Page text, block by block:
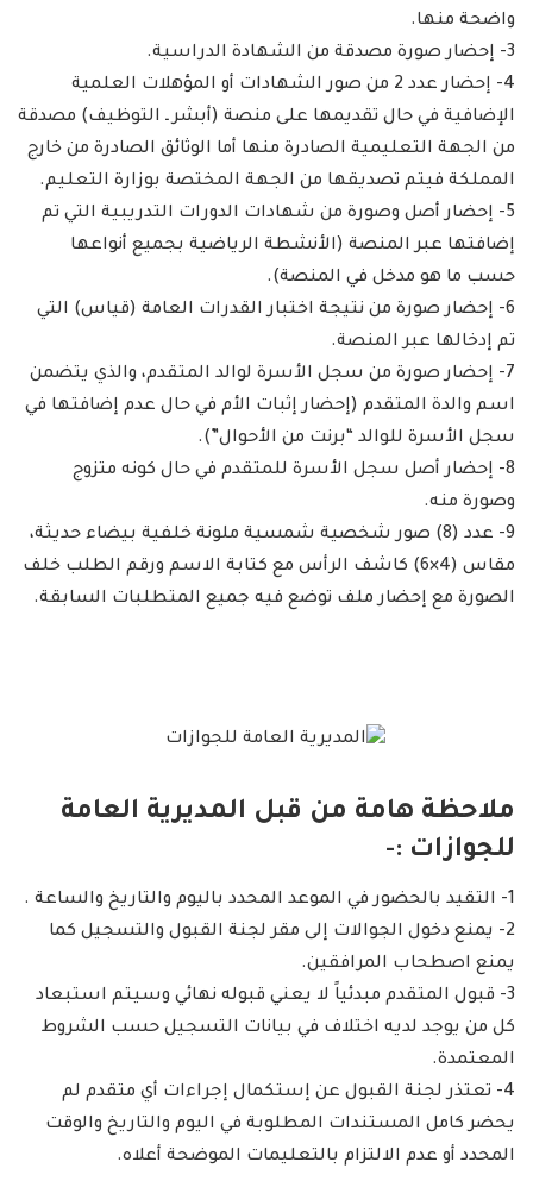
واضحة منها.
3- إحضار صورة مصدقة من الشهادة الدراسية.
4- إحضار عدد 2 من صور الشهادات أو المؤهلات العلمية
الإضافية في حال تقديمها على منصة (أبشر ـ التوظيف) مصدقة
من الجهة التعليمية الصادرة منها أما الوثائق الصادرة من خارج
المملكة فيتم تصديقها من الجهة المختصة بوزارة التعليم.
5- إحضار أصل وصورة من شهادات الدورات التدريبية التي تم
إضافتها عبر المنصة (الأنشطة الرياضية بجميع أنواعها
حسب ما هو مدخل في المنصة).
6- إحضار صورة من نتيجة اختبار القدرات العامة (قياس) التي
تم إدخالها عبر المنصة.
7- إحضار صورة من سجل الأسرة لوالد المتقدم، والذي يتضمن
اسم والدة المتقدم (إحضار إثبات الأم في حال عدم إضافتها في
سجل الأسرة للوالد “برنت من الأحوال”).
8- إحضار أصل سجل الأسرة للمتقدم في حال كونه متزوج
وصورة منه.
9- عدد (8) صور شخصية شمسية ملونة خلفية بيضاء حديثة،
مقاس (4×6) كاشف الرأس مع كتابة الاسم ورقم الطلب خلف
الصورة مع إحضار ملف توضع فيه جميع المتطلبات السابقة.
ملاحظة هامة من قبل المديرية العامة
للجوازات :-
1- التقيد بالحضور في الموعد المحدد باليوم والتاريخ والساعة .
2- يمنع دخول الجوالات إلى مقر لجنة القبول والتسجيل كما
يمنع اصطحاب المرافقين.
3- قبول المتقدم مبدئياً لا يعني قبوله نهائي وسيتم استبعاد
كل من يوجد لديه اختلاف في بيانات التسجيل حسب الشروط
المعتمدة.
4- تعتذر لجنة القبول عن إستكمال إجراءات أي متقدم لم
يحضر كامل المستندات المطلوبة في اليوم والتاريخ والوقت
المحدد أو عدم الالتزام بالتعليمات الموضحة أعلاه.